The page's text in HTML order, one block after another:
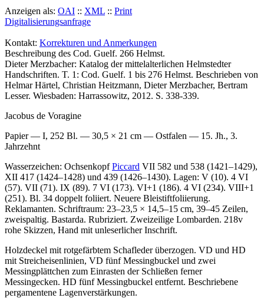
Anzeigen als: OAI :: XML :: Print
Digitalisierungsanfrage
Kontakt: Korrekturen und Anmerkungen
Beschreibung des Cod. Guelf. 266 Helmst.
Dieter Merzbacher: Katalog der mittelalterlichen Helmstedter
Handschriften. T. 1: Cod. Guelf. 1 bis 276 Helmst. Beschrieben von
Helmar Härtel, Christian Heitzmann, Dieter Merzbacher, Bertram
Lesser. Wiesbaden: Harrassowitz, 2012. S. 338-339.
Jacobus de Voragine
Papier — I, 252 Bl. — 30,5 × 21 cm — Ostfalen — 15. Jh., 3.
Jahrzehnt
Wasserzeichen: OchsenkopfPiccard VII 582 und 538 (1421–1429),
XII 417 (1424–1428) und 439 (1426–1430). Lagen: V (10). 4 VI
(57). VII (71). IX (89). 7 VI (173). VI+1 (186). 4 VI (234). VIII+1
(251). Bl. 34 doppelt foliiert. Neuere Bleistiftfoliierung.
Reklamanten. Schriftraum: 23–23,5 × 14,5–15 cm, 39–45 Zeilen,
zweispaltig. Bastarda. Rubriziert. Zweizeilige Lombarden. 218v
rohe Skizzen, Hand mit unleserlicher Inschrift.
Holzdeckel mit rotgefärbtem Schafleder überzogen. VD und HD
mit Streicheisenlinien, VD fünf Messingbuckel und zwei
Messingplättchen zum Einrasten der Schließen ferner
Messingecken. HD fünf Messingbuckel entfernt. Beschriebene
pergamentene Lagenverstärkungen.